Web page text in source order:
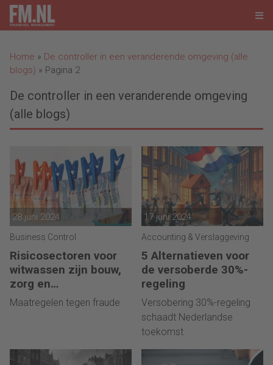
Home » De controller in een veranderende omgeving (alle
blogs) » Pagina 2
De controller in een veranderende omgeving
(alle blogs)
28 juni 2024
Business Control
Risicosectoren voor
witwassen zijn bouw,
zorg en
pakketbezorging
Maatregelen tegen fraude
17 juni 2024
Accounting & Verslaggeving
5 Alternatieven voor
de versoberde 30%-
regeling
Versobering 30%-regeling
schaadt Nederlandse
toekomst